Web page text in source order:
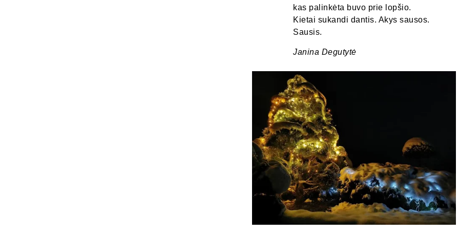
kas palinkėta buvo prie lopšio.
Kietai sukandi dantis. Akys sausos.
Sausis.
Janina Degutytė